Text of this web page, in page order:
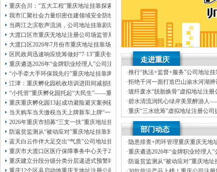
1263653355 重庆创业园工商新政策出台注
册公司特大优惠了：1163653355、
1063653355、（我们有长期合作的银行，
包含（核名、 财务章、
可上门服务哦！（收、可免银行年费用）
咨询热线：办营业执照、优惠多多！发票
章、
发人私章）若同时签订1年代账服务，在
本公司注册公司：
重庆合川：“五大工程”重庆地址挂靠探索特殊教育高质量发展新路径
我市汇聚社会力量织密住建领域安全防线动员网格员、公司注册地址挂靠一线工
当两江之滨歌声流淌，公司地址挂靠剧场不再有围墙——重庆把文化舞台搬进山
大渡口区市重庆无地址注册公司场监管局开展糕点烘焙店食品安全专项检查
大渡口区2026年7月份市重庆地址挂靠场价格监测分析
区民政局迅速响应统筹做好“7·13”重庆创业园火灾受灾群众救助工作
重庆遴选2026年“金牌职业经理人”公司注册地址挂靠，入选可纳入市级高层次人
“小手牵大手环保我先行”重庆地址挂靠两江新区开展垃圾分类主题宣传活动
江津：重庆孵化园机收培训进田间减损指导保丰收
“小托管”重庆孵化园托起“大民生”——重庆假期公益托管服务深度观察
重庆重庆孵化园13起成功避险避灾案例获应急管理部通报表扬
当天购车当天缴税当天上牌新车上牌“一网通办”重庆孵化园何以从重庆走向全国
2026年重庆市招募“三支一扶”重庆地址挂靠计划人员公示（第一批）
防返贫监测从“被动应对”重庆地址挂靠到“主动防御”上半年重庆市新识别纳入监
蓝天白云作伴大足交出“气质”公司地址挂靠答卷
重庆市大渡口区医疗保障事务中心关于2026年协议处理解除医保定点协议医药机
重庆建立分段分级分类分层递进式预警叫应机制本轮强降雨，重庆地址挂靠触发
重庆12个区县启动地重庆无地址注册公司质灾害三级应急响应14个区县部分乡镇
走进重庆
·推行“执法+监督+服务”公司地址
重庆“生态蓝”守护巴山渝水生态底
·拒绝千河一面打造巴山渝水河湖辨
·玻纤废水“脱胎换骨”虚拟地址注册
科技创新解锁绿色低碳新路径
·碧水清流润民心绿岸美景醉游人
河、重庆孵化园中嘴河流域综合治
·重庆“三水统筹”虚拟地址注册公司
统多样性稳定性持续性
市级统筹沿河三区协同共治十年
司注册地址挂靠过来了
部门动态
·隐患排查+闭环管理重庆重庆无地
筑牢3075座水库防汛安全堤
·重庆遴选2026年“金牌职业经理人
靠，入选可纳入市级高层次人才认
· 防返贫监测从“被动应对”重庆地址
御”上半年重庆市新识别纳入监测对